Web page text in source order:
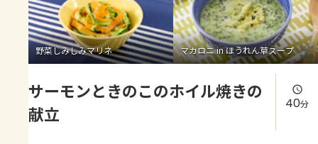
よくあるお問い合わせ
お買い物
AJINOMOTO PARK とは
野菜しみしみマリネ マカロニ in ほうれん草スープ
サーモンときのこのホイル焼きの
献立
40分